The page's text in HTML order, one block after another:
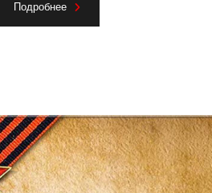
Подробнее